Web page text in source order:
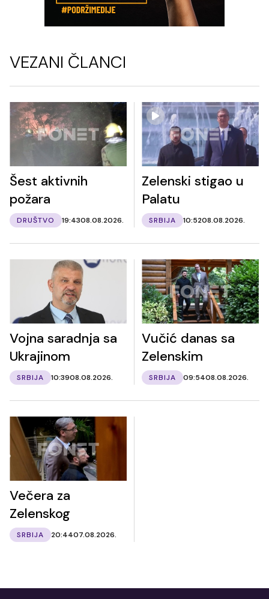
VEZANI ČLANCI
Šest aktivnih
požara
DRUŠTVO 19:4308.08.2026.
Zelenski stigao u
Palatu
SRBIJA 10:5208.08.2026.
Vojna saradnja sa
Ukrajinom
SRBIJA 10:3908.08.2026.
Vučić danas sa
Zelenskim
SRBIJA 09:5408.08.2026.
Večera za
Zelenskog
SRBIJA 20:4407.08.2026.